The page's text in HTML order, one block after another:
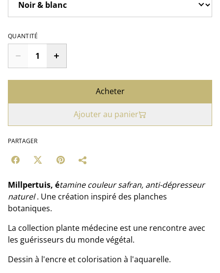
QUANTITÉ
Acheter
Ajouter au panier
PARTAGER
Millpertuis, étamine couleur safran, anti-dépresseur
naturel. Une création inspiré des planches
botaniques.
La collection plante médecine est une rencontre avec
les guérisseurs du monde végétal.
Dessin à l'encre et colorisation à l'aquarelle.